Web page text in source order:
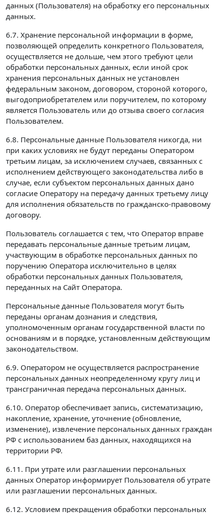
данных (Пользователя) на обработку его персональных
данных.
6.7. Хранение персональной информации в форме,
позволяющей определить конкретного Пользователя,
осуществляется не дольше, чем этого требуют цели
обработки персональных данных, если иной срок
хранения персональных данных не установлен
федеральным законом, договором, стороной которого,
выгодоприобретателем или поручителем, по которому
является Пользователь или до отзыва своего согласия
Пользователем.
6.8. Персональные данные Пользователя никогда, ни
при каких условиях не будут переданы Оператором
третьим лицам, за исключением случаев, связанных с
исполнением действующего законодательства либо в
случае, если субъектом персональных данных дано
согласие Оператору на передачу данных третьему лицу
для исполнения обязательств по гражданско-правовому
договору.
Пользователь соглашается с тем, что Оператор вправе
передавать персональные данные третьим лицам,
участвующим в обработке персональных данных по
поручению Оператора исключительно в целях
обработки персональных данных Пользователя,
переданных на Сайт Оператора.
Персональные данные Пользователя могут быть
переданы органам дознания и следствия,
уполномоченным органам государственной власти по
основаниям и в порядке, установленным действующим
законодательством.
6.9. Оператором не осуществляется распространение
персональных данных неопределенному кругу лиц и
трансграничная передача персональных данных.
6.10. Оператор обеспечивает запись, систематизацию,
накопление, хранение, уточнение (обновление,
изменение), извлечение персональных данных граждан
РФ с использованием баз данных, находящихся на
территории РФ.
6.11. При утрате или разглашении персональных
данных Оператор информирует Пользователя об утрате
или разглашении персональных данных.
6.12. Условием прекращения обработки персональных